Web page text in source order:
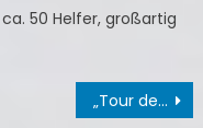
50 Helfer, großartig
„Tour de Harz“ – Lauf 5 Sprintwettkampf